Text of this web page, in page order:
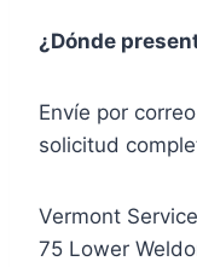
¿Dónde
Envíe por
solicitud
Vermont
75 Lower